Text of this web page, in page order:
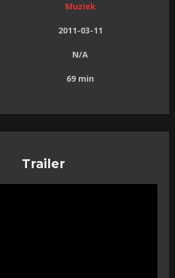
Muziek
2011-03-11
N/A
69 min
Trailer